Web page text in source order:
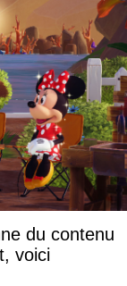
du contenu
voici